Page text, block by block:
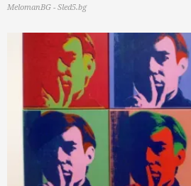
MelomanBG - Sled5.bg